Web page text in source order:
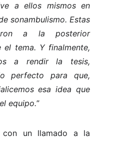
a ellos mismos en
sonambulismo. Estas
a la posterior
el tema. Y finalmente,
a rendir la tesis,
perfecto para que,
esa idea que
equipo.”
con un llamado a la